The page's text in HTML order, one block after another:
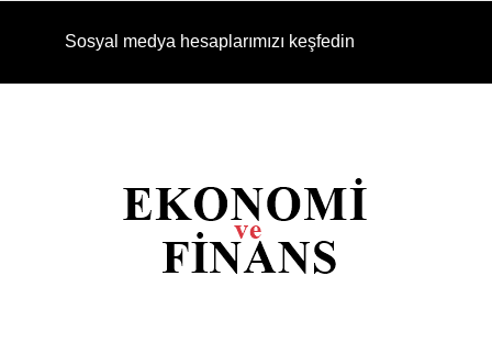
Sosyal medya hesaplarımızı keşfedin